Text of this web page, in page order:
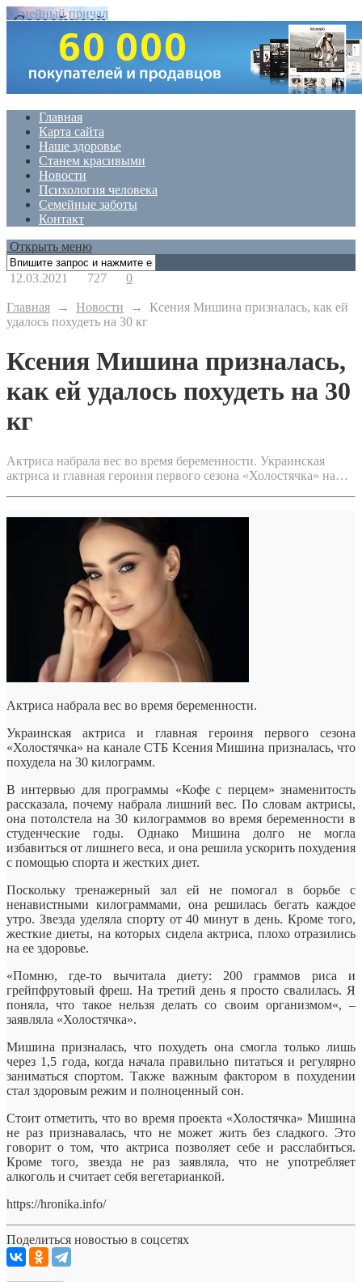
Семейный причал
Главная
Карта сайта
Наше здоровье
Станем красивыми
Новости
Психология человека
Семейные заботы
Контакт
Открыть меню
12.03.2021 727 0
Главная → Новости → Ксения Мишина призналась, как ей
удалось похудеть на 30 кг
Ксения Мишина призналась,
как ей удалось похудеть на 30
кг
Актриса набрала вес во время беременности. Украинская
актриса и главная героиня первого сезона «Холостячка» на…
Актриса набрала вес во время беременности.
Украинская актриса и главная героиня первого сезона
«Холостячка» на канале СТБ Ксения Мишина призналась, что
похудела на 30 килограмм.
В интервью для программы «Кофе с перцем» знаменитость
рассказала, почему набрала лишний вес. По словам актрисы,
она потолстела на 30 килограммов во время беременности в
студенческие годы. Однако Мишина долго не могла
избавиться от лишнего веса, и она решила ускорить похудения
с помощью спорта и жестких диет.
Поскольку тренажерный зал ей не помогал в борьбе с
ненавистными килограммами, она решилась бегать каждое
утро. Звезда уделяла спорту от 40 минут в день. Кроме того,
жесткие диеты, на которых сидела актриса, плохо отразились
на ее здоровье.
«Помню, где-то вычитала диету: 200 граммов риса и
грейпфрутовый фреш. На третий день я просто свалилась. Я
поняла, что такое нельзя делать со своим организмом«, –
заявляла «Холостячка».
Мишина призналась, что похудеть она смогла только лишь
через 1,5 года, когда начала правильно питаться и регулярно
заниматься спортом. Также важным фактором в похудении
стал здоровым режим и полноценный сон.
Стоит отметить, что во время проекта «Холостячка» Мишина
не раз признавалась, что не может жить без сладкого. Это
говорит о том, что актриса позволяет себе и расслабиться.
Кроме того, звезда не раз заявляла, что не употребляет
алкоголь и считает себя вегетарианкой.
https://hronika.info/
Поделиться новостью в соцсетях